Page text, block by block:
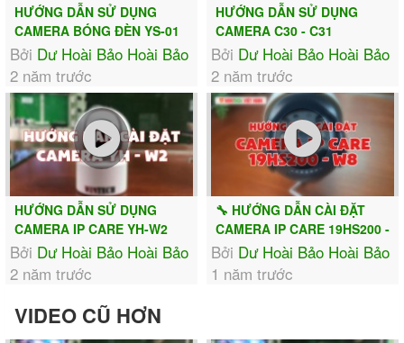
HƯỚNG DẪN SỬ DỤNG
CAMERA BÓNG ĐÈN YS-01
Bởi Dư Hoài Bảo Hoài Bảo
2 năm trước
HƯỚNG DẪN SỬ DỤNG
CAMERA C30 - C31
Bởi Dư Hoài Bảo Hoài Bảo
2 năm trước
HƯỚNG DẪN SỬ DỤNG
CAMERA IP CARE YH-W2
Bởi Dư Hoài Bảo Hoài Bảo
2 năm trước
🔧 HƯỚNG DẪN CÀI ĐẶT
CAMERA IP CARE 19HS200 -
W8 CHI TIẾT TỪ A-Z |...
Bởi Dư Hoài Bảo Hoài Bảo
1 năm trước
VIDEO CŨ HƠN